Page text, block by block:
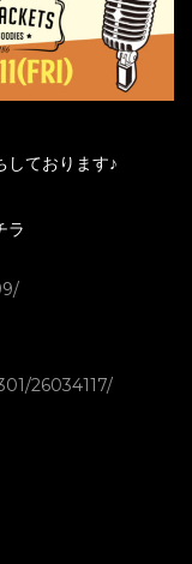
しております♪
ラ
26034117/